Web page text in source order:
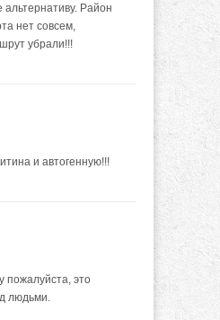
Район
нет совсем,
убрали!!!
и автогенную!!!
пожалуйста, это
людьми.